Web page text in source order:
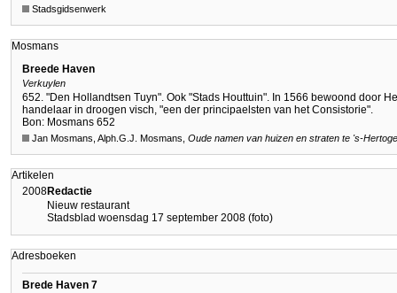
Stadsgidsenwerk
Mosmans
Breede Haven
Verkuylen
652. "Den Hollandtsen Tuyn". Ook "Stads Houttuin". In 1566 bewoond door
handelaar in droogen visch, "een der principaelsten van het Consistorie".
Bon: Mosmans 652
Jan Mosmans, Alph.G.J. Mosmans, Oude namen van huizen en straten te 's-
Artikelen
2008Redactie
Nieuw restaurant
Stadsblad woensdag 17 september 2008 (foto)
Adresboeken
Brede Haven 7